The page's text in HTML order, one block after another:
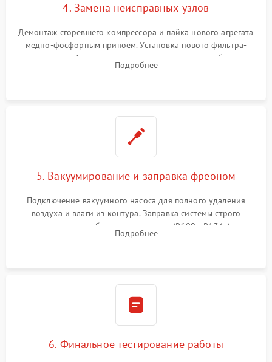
4. Замена неисправных узлов
Демонтаж сгоревшего компрессора и пайка нового агрегата
медно-фосфорным припоем. Установка нового фильтра-
осушителя. Замена изношенных вентиляторов обдува,
сломанных заслонок или поврежденных дверных петель.
Подробнее
5. Вакуумирование и заправка фреоном
Подключение вакуумного насоса для полного удаления
воздуха и влаги из контура. Заправка системы строго
дозированным объемом хладагента (R600a, R134a) по
электронным весам. Контроль рабочего давления в системе.
Подробнее
6. Финальное тестирование работы